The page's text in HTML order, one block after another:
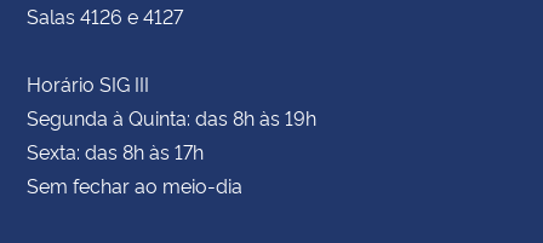
Salas 4126 e 4127
Horário SIG III
Segunda à Quinta: das 8h às 19h
Sexta: das 8h às 17h
Sem fechar ao meio-dia